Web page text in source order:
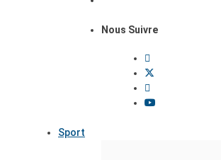
Nous Suivre
Sport